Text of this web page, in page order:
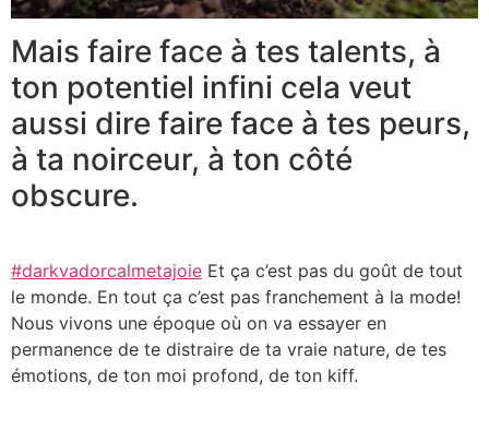
Mais faire face à tes talents, à
ton potentiel infini cela veut
aussi dire faire face à tes peurs,
à ta noirceur, à ton côté
obscure.
#darkvadorcalmetajoie Et ça c’est pas du goût de tout
le monde. En tout ça c’est pas franchement à la mode!
Nous vivons une époque où on va essayer en
permanence de te distraire de ta vraie nature, de tes
émotions, de ton moi profond, de ton kiff.